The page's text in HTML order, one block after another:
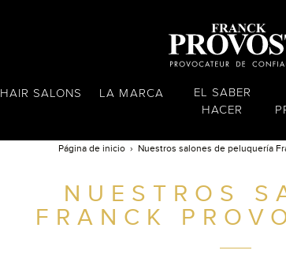
HAIR SALONS LA MARCA
EL SABER
HACER
Página de inicio Nuestros salones de peluquería
NUESTROS
FRANCK